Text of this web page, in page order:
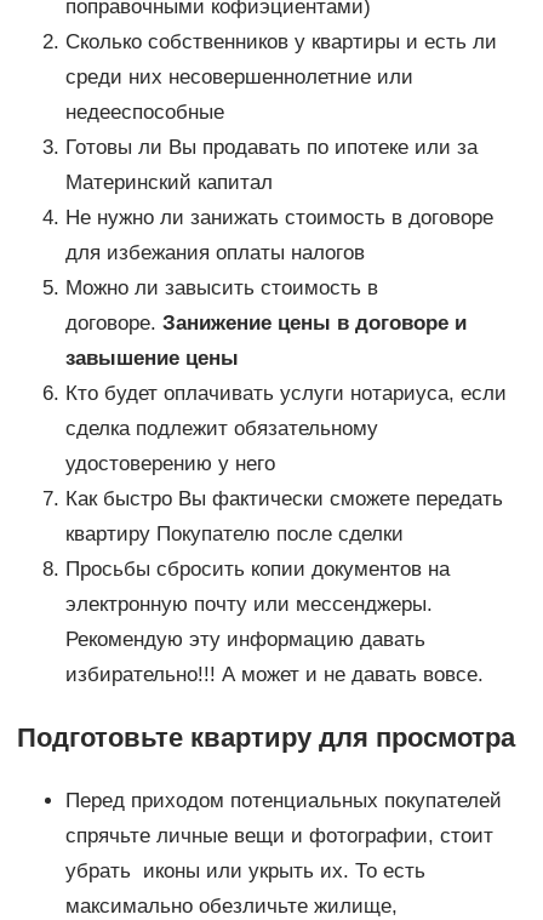
поправочными кофиэциентами)
Сколько собственников у квартиры и есть ли
среди них несовершеннолетние или
недееспособные
Готовы ли Вы продавать по ипотеке или за
Материнский капитал
Не нужно ли занижать стоимость в договоре
для избежания оплаты налогов
Можно ли завысить стоимость в
договоре. Занижение цены в договоре и
завышение цены
Кто будет оплачивать услуги нотариуса, если
сделка подлежит обязательному
удостоверению у него
Как быстро Вы фактически сможете передать
квартиру Покупателю после сделки
Просьбы сбросить копии документов на
электронную почту или мессенджеры.
Рекомендую эту информацию давать
избирательно!!! А может и не давать вовсе.
Подготовьте квартиру для просмотра
Перед приходом потенциальных покупателей
спрячьте личные вещи и фотографии, стоит
убрать иконы или укрыть их. То есть
максимально обезличьте жилище,